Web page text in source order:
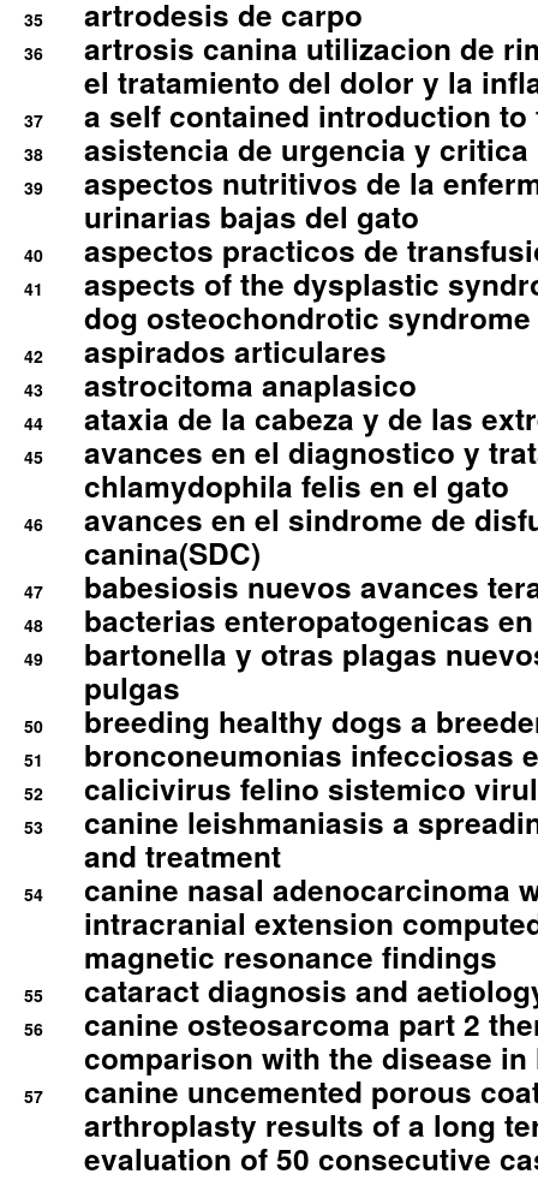
35 artrodesis de carpo
36
artrosis canina utilizacion de
el tratamiento del dolor y la
37 a self contained introduction
38 asistencia de urgencia y
39
aspectos nutritivos de la
urinarias bajas del gato
40 aspectos practicos de
41
aspects of the dysplastic
dog osteochondrotic syndrome
42 aspirados articulares
43 astrocitoma anaplasico
44 ataxia de la cabeza y de las
45
avances en el diagnostico y
chlamydophila felis en el gato
46
avances en el sindrome de
canina(SDC)
47 babesiosis nuevos avances
48 bacterias enteropatogenicas
49
bartonella y otras plagas
pulgas
50 breeding healthy dogs a
51 bronconeumonias infecciosas
52 calicivirus felino sistemico
53
canine leishmaniasis a
and treatment
54
canine nasal adenocarcinoma
intracranial extension
magnetic resonance findings
55 cataract diagnosis and
56
canine osteosarcoma part 2
comparison with the disease in
57
canine uncemented porous
arthroplasty results of a long
evaluation of 50 consecutive